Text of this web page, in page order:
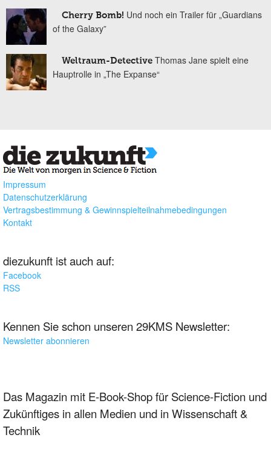
Cherry Bomb! Und noch ein Trailer für „Guardians
of the Galaxy”
Weltraum-Detective Thomas Jane spielt eine
Hauptrolle in „The Expanse“
Impressum
Datenschutzerklärung
Vertragsbestimmung & Gewinnspielteilnahmebedingungen
Kontakt
diezukunft ist auch auf:
Facebook
RSS
Kennen Sie schon unseren 29KMS Newsletter:
Newsletter abonnieren
Das Magazin mit E-Book-Shop für Science-Fiction und
Zukünftiges in allen Medien und in Wissenschaft &
Technik